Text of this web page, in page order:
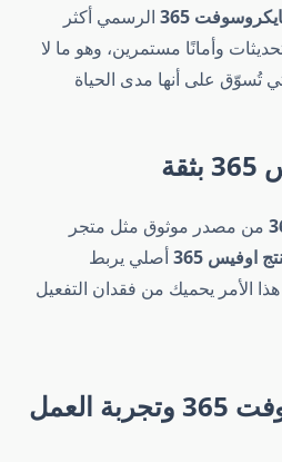
365
الرسمي أكثر
وأمانًا مستمرين، وهو ما لا
من مصدر موثوق مثل متجر
اوفيس 365
أصلي يربط
الأمر يحميك من فقدان التفعيل
اشتراك مايكروسوفت 365 وتجربة العمل